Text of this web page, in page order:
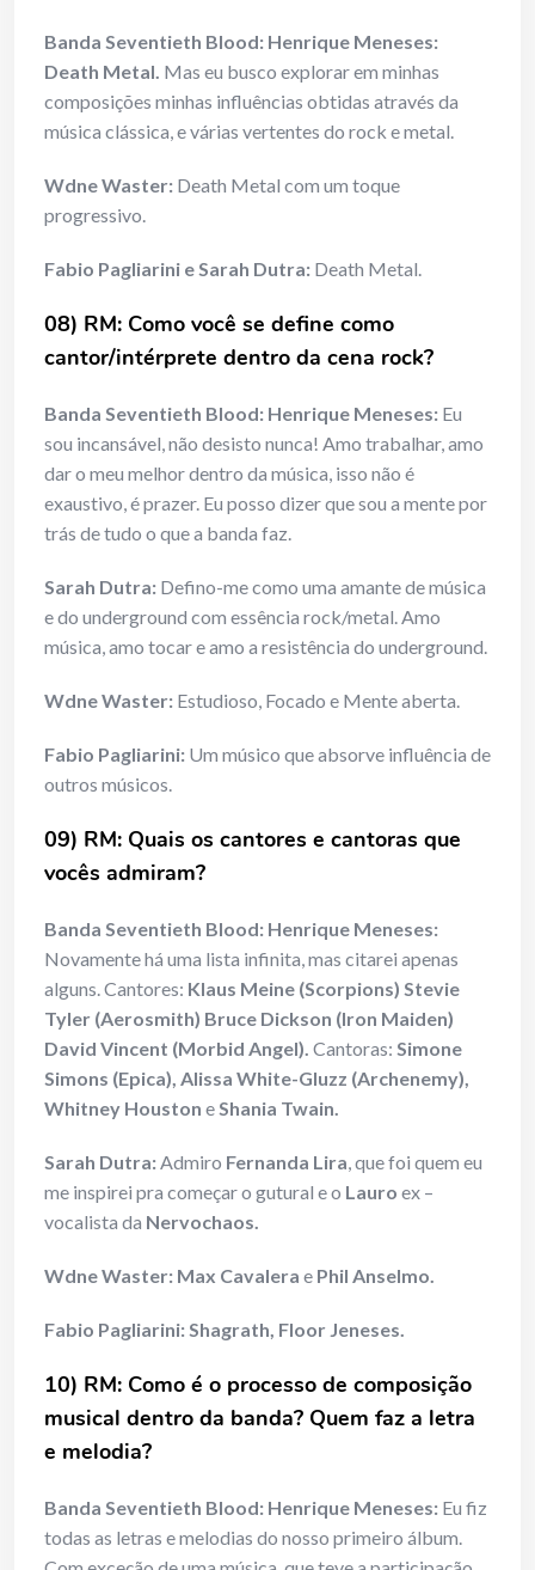
Banda Seventieth Blood: Henrique Meneses:
Death Metal. Mas eu busco explorar em minhas
composições minhas influências obtidas através da
música clássica, e várias vertentes do rock e metal.
Wdne Waster: Death Metal com um toque
progressivo.
Fabio Pagliarini e Sarah Dutra: Death Metal.
08) RM: Como você se define como
cantor/intérprete dentro da cena rock?
Banda Seventieth Blood: Henrique Meneses: Eu
sou incansável, não desisto nunca! Amo trabalhar, amo
dar o meu melhor dentro da música, isso não é
exaustivo, é prazer. Eu posso dizer que sou a mente por
trás de tudo o que a banda faz.
Sarah Dutra: Defino-me como uma amante de música
e do underground com essência rock/metal. Amo
música, amo tocar e amo a resistência do underground.
Wdne Waster: Estudioso, Focado e Mente aberta.
Fabio Pagliarini: Um músico que absorve influência de
outros músicos.
09) RM: Quais os cantores e cantoras que
vocês admiram?
Banda Seventieth Blood: Henrique Meneses:
Novamente há uma lista infinita, mas citarei apenas
alguns. Cantores: Klaus Meine (Scorpions) Stevie
Tyler (Aerosmith) Bruce Dickson (Iron Maiden)
David Vincent (Morbid Angel). Cantoras: Simone
Simons (Epica), Alissa White-Gluzz (Archenemy),
Whitney Houston eShania Twain.
Sarah Dutra:Admiro Fernanda Lira, que foi quem eu
me inspirei pra começar o gutural e o Lauro ex –
vocalista da Nervochaos.
Wdne Waster: Max Cavalera e Phil Anselmo.
Fabio Pagliarini: Shagrath, Floor Jeneses.
10) RM: Como é o processo de composição
musical dentro da banda? Quem faz a letra
e melodia?
Banda Seventieth Blood: Henrique Meneses: Eu fiz
todas as letras e melodias do nosso primeiro álbum.